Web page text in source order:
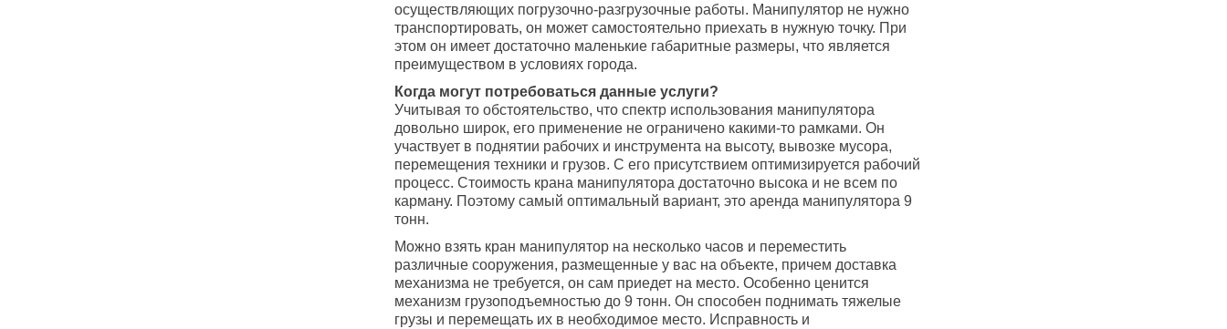
осуществляющих погрузочно-разгрузочные работы. Манипулятор не нужно
транспортировать, он может самостоятельно приехать в нужную точку. При
этом он имеет достаточно маленькие габаритные размеры, что является
преимуществом в условиях города.
Когда могут потребоваться данные услуги?
Учитывая то обстоятельство, что спектр использования манипулятора
довольно широк, его применение не ограничено какими-то рамками. Он
участвует в поднятии рабочих и инструмента на высоту, вывозке мусора,
перемещения техники и грузов. С его присутствием оптимизируется рабочий
процесс. Стоимость крана манипулятора достаточно высока и не всем по
карману. Поэтому самый оптимальный вариант, это аренда манипулятора 9
тонн.
Можно взять кран манипулятор на несколько часов и переместить
различные сооружения, размещенные у вас на объекте, причем доставка
механизма не требуется, он сам приедет на место. Особенно ценится
механизм грузоподъемностью до 9 тонн. Он способен поднимать тяжелые
грузы и перемещать их в необходимое место. Исправность и